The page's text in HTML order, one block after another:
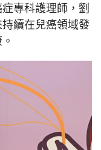
專科護理師，劉
續在兒癌領域發